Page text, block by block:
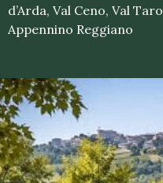
d’Arda, Val Ceno, Val Taro
Appennino Reggiano